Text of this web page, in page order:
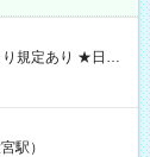
お仕事後はコ
駅）